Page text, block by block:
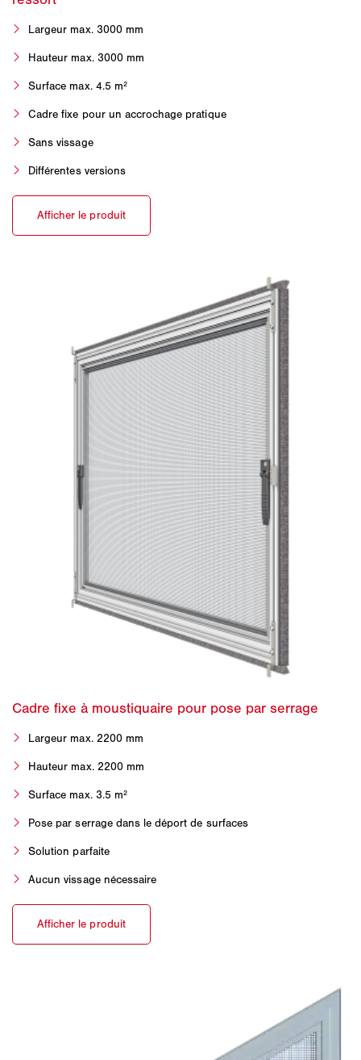
Largeur max. 3000 mm
Hauteur max. 3000 mm
Surface max. 4.5 m²
Cadre fixe pour un accrochage pratique
Sans vissage
Différentes versions
Largeur max. 2200 mm
Hauteur max. 2200 mm
Surface max. 3.5 m²
Pose par serrage dans le déport de surfaces
Solution parfaite
Aucun vissage nécessaire